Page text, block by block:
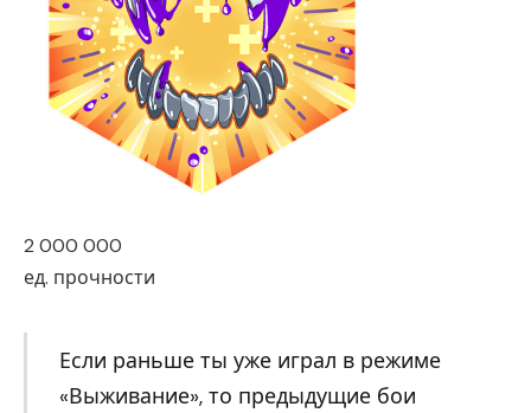
2 000 000
ед. прочности
Если раньше ты уже играл в режиме
«Выживание», то предыдущие бои